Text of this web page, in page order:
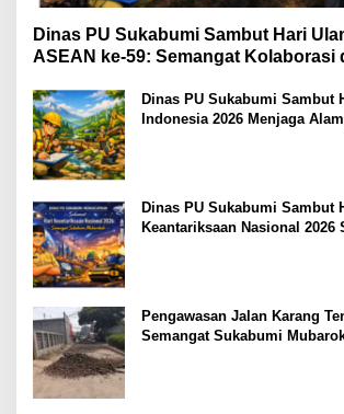
Dinas PU Sukabumi Sambut Hari
ASEAN ke-59: Semangat Kolaborasi
Dinas PU Sukabumi Sambut
Indonesia 2026 Menjaga
Dinas PU Sukabumi Sambut
Keantariksaan Nasional 2026
Pengawasan Jalan Karang
Semangat Sukabumi